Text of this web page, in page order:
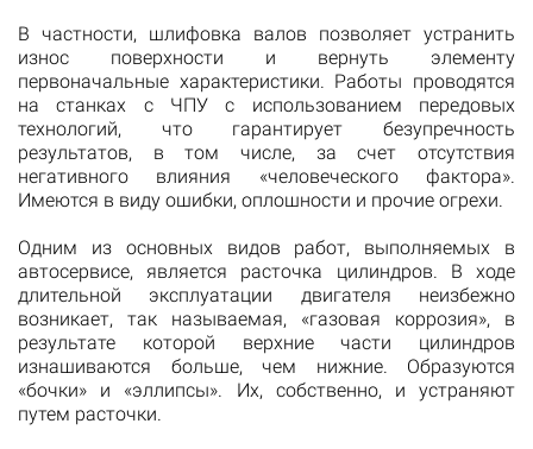
В частности, шлифовка валов позволяет устранить
износ поверхности и вернуть элементу
первоначальные характеристики. Работы проводятся
на станках с ЧПУ с использованием передовых
технологий, что гарантирует безупречность
результатов, в том числе, за счет отсутствия
негативного влияния «человеческого фактора».
Имеются в виду ошибки, оплошности и прочие огрехи.
Одним из основных видов работ, выполняемых в
автосервисе, является расточка цилиндров. В ходе
длительной эксплуатации двигателя неизбежно
возникает, так называемая, «газовая коррозия», в
результате которой верхние части цилиндров
изнашиваются больше, чем нижние. Образуются
«бочки» и «эллипсы». Их, собственно, и устраняют
путем расточки.